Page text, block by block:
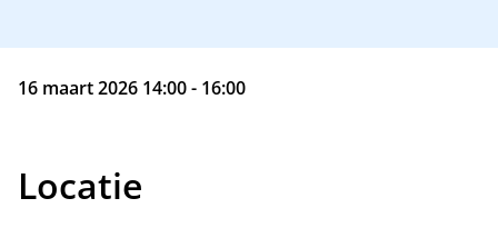
16 maart 2026 14:00 - 16:00
Locatie